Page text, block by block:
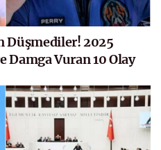
Düşmediler! 2025
Damga Vuran 10 Olay